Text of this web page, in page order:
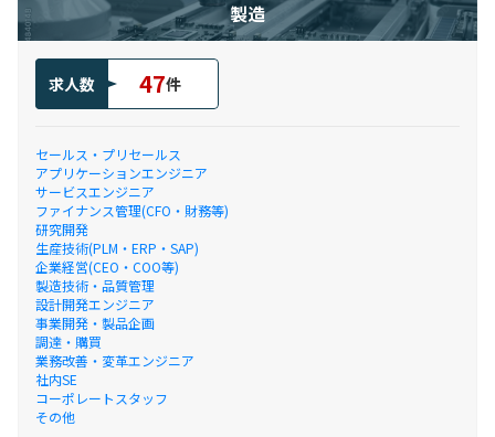
製造
求人数 47件
セールス・プリセールス
アプリケーションエンジニア
サービスエンジニア
ファイナンス管理(CFO・財務等)
研究開発
生産技術(PLM・ERP・SAP)
企業経営(CEO・COO等)
製造技術・品質管理
設計開発エンジニア
事業開発・製品企画
調達・購買
業務改善・変革エンジニア
社内SE
コーポレートスタッフ
その他